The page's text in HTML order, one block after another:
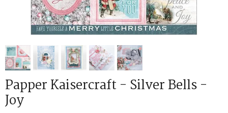
Papper Kaisercraft - Silver Bells -
Joy